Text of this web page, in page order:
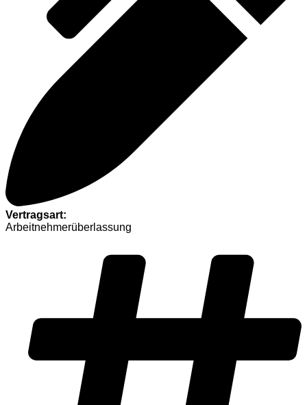
Vertragsart:
Arbeitnehmerüberlassung